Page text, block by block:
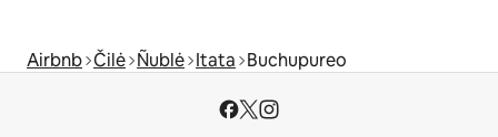
Airbnb Čilė Ñublė Itata Buchupureo